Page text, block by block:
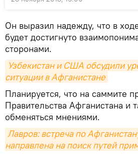
Он выразил надежду, что в
будет достигнуто
сторонами.
Узбекистан и США обсудили
ситуации в Афганистане
Планируется, что на саммите
Правительства Афганистана и
обменяться мнениями.
Лавров: встреча по
направлена на поиск путей